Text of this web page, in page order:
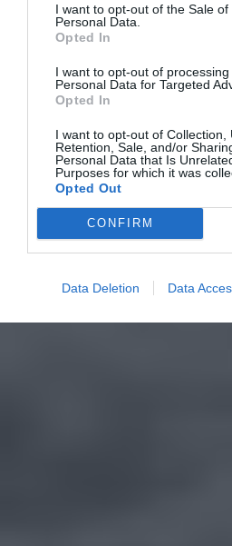
I want to opt-out of the Sale of
Personal Data.
Opted In
I want to opt-out of processing
Personal Data for Targeted
Opted In
I want to opt-out of Collection,
Retention, Sale, and/or
Personal Data that Is
Purposes for which it was
Opted Out
CONFIRM
Data Deletion Data